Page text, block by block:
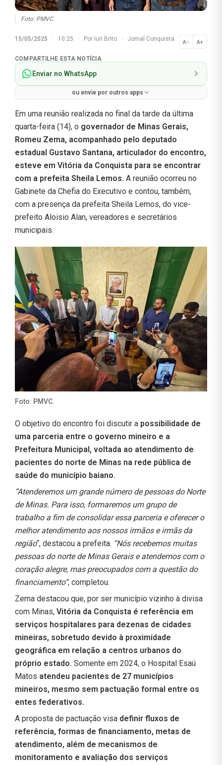
Foto: PMVC.
15/05/2025 · 10:25 · Por Iuri Brito · Jornal Conquista A− A+
Normal
COMPARTILHE ESTA NOTÍCIA
Enviar no WhatsApp
ou envie por outros apps
Em uma reunião realizada no final da tarde da última
quarta-feira (14), o governador de Minas Gerais,
Romeu Zema, acompanhado pelo deputado
estadual Gustavo Santana, articulador do encontro,
esteve em Vitória da Conquista para se encontrar
com a prefeita Sheila Lemos. A reunião ocorreu no
Gabinete da Chefia do Executivo e contou, também,
com a presença da prefeita Sheila Lemos, do vice-
prefeito Aloisio Alan, vereadores e secretários
municipais.
Foto: PMVC.
O objetivo do encontro foi discutir a possibilidade de
uma parceria entre o governo mineiro e a
Prefeitura Municipal, voltada ao atendimento de
pacientes do norte de Minas na rede pública de
saúde do município baiano.
“Atenderemos um grande número de pessoas do Norte
de Minas. Para isso, formaremos um grupo de
trabalho a fim de consolidar essa parceria e oferecer o
melhor atendimento aos nossos irmãos e irmãs da
região“, destacou a prefeita. “Nós recebemos muitas
pessoas do norte de Minas Gerais e atendemos com o
coração alegre, mas preocupados com a questão do
financiamento”, completou.
Zema destacou que, por ser município vizinho à divisa
com Minas, Vitória da Conquista é referência em
serviços hospitalares para dezenas de cidades
mineiras, sobretudo devido à proximidade
geográfica em relação a centros urbanos do
próprio estado. Somente em 2024, o Hospital Esaú
Matos atendeu pacientes de 27 municípios
mineiros, mesmo sem pactuação formal entre os
entes federativos.
A proposta de pactuação visa definir fluxos de
referência, formas de financiamento, metas de
atendimento, além de mecanismos de
monitoramento e avaliação dos serviços